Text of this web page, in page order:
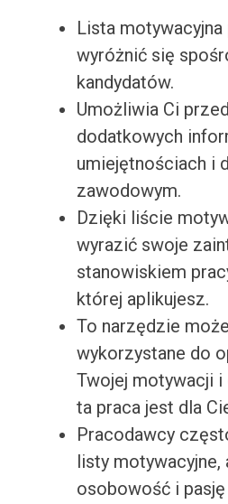
Lista
wyróżnić się
kandydatów.
Umożliwia Ci
dodatkowych
umiejętnościach i
zawodowym.
Dzięki liście
wyrazić swoje
stanowiskiem
której aplikujesz.
To narzędzie
wykorzystane do
Twojej motywacji
ta praca jest dla
Pracodawcy
listy motywacyjne,
osobowość i